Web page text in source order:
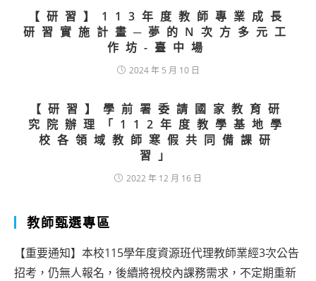
【研習】113年度教師專業成長
研習實施計畫─夢的N次方多元工
作坊-臺中場
2024 年 5 月 10 日
【研習】學前署委請國家教育研
究院辦理「112年度教學基地學
校各領域教師寒假共同備課研
習」
2022 年 12 月 16 日
教師甄選專區
【重要通知】本校115學年度資源班代理教師業經3次公告
招考，仍無人報名，後續將視校內課務需求，不定期重新